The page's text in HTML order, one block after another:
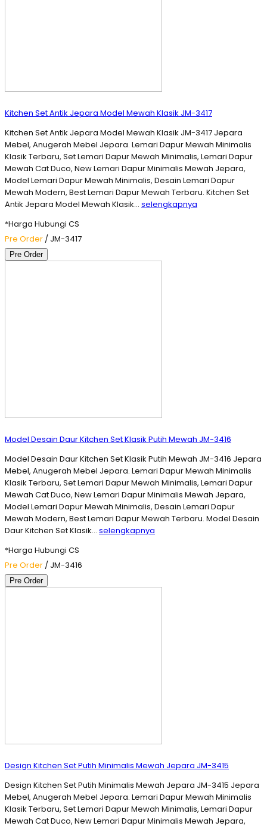
Kitchen Set Antik Jepara Model Mewah Klasik JM-3417
Kitchen Set Antik Jepara Model Mewah Klasik JM-3417 Jepara
Mebel, Anugerah Mebel Jepara. Lemari Dapur Mewah Minimalis
Klasik Terbaru, Set Lemari Dapur Mewah Minimalis, Lemari Dapur
Mewah Cat Duco, New Lemari Dapur Minimalis Mewah Jepara,
Model Lemari Dapur Mewah Minimalis, Desain Lemari Dapur
Mewah Modern, Best Lemari Dapur Mewah Terbaru. Kitchen Set
Antik Jepara Model Mewah Klasik… selengkapnya
*Harga Hubungi CS
Pre Order / JM-3417
Pre Order
Model Desain Daur Kitchen Set Klasik Putih Mewah JM-3416
Model Desain Daur Kitchen Set Klasik Putih Mewah JM-3416 Jepara
Mebel, Anugerah Mebel Jepara. Lemari Dapur Mewah Minimalis
Klasik Terbaru, Set Lemari Dapur Mewah Minimalis, Lemari Dapur
Mewah Cat Duco, New Lemari Dapur Minimalis Mewah Jepara,
Model Lemari Dapur Mewah Minimalis, Desain Lemari Dapur
Mewah Modern, Best Lemari Dapur Mewah Terbaru. Model Desain
Daur Kitchen Set Klasik… selengkapnya
*Harga Hubungi CS
Pre Order / JM-3416
Pre Order
Design Kitchen Set Putih Minimalis Mewah Jepara JM-3415
Design Kitchen Set Putih Minimalis Mewah Jepara JM-3415 Jepara
Mebel, Anugerah Mebel Jepara. Lemari Dapur Mewah Minimalis
Klasik Terbaru, Set Lemari Dapur Mewah Minimalis, Lemari Dapur
Mewah Cat Duco, New Lemari Dapur Minimalis Mewah Jepara,